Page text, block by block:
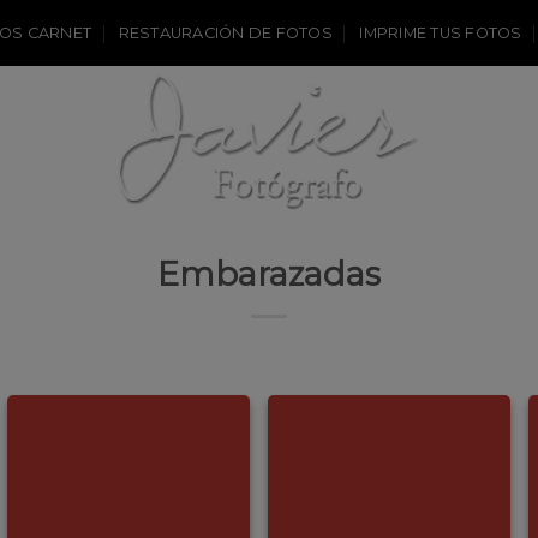
CARNET RESTAURACIÓN DE FOTOS IMPRIME TUS FOTOS
Embarazadas